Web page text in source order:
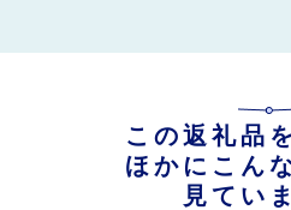
この返礼品
ほかにこん
見てい